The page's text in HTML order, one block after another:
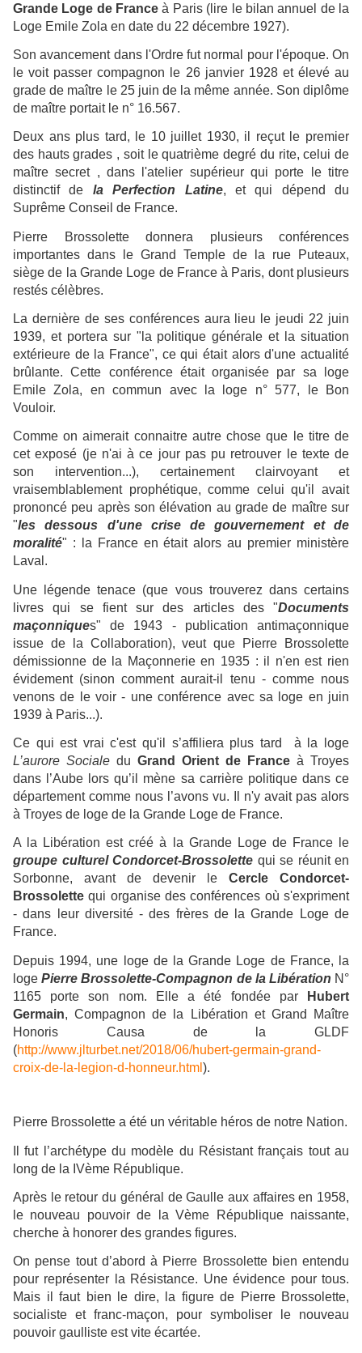
Grande Loge de France à Paris (lire le bilan annuel de la
Loge Emile Zola en date du 22 décembre 1927).
Son avancement dans l'Ordre fut normal pour l'époque. On
le voit passer compagnon le 26 janvier 1928 et élevé au
grade de maître le 25 juin de la même année. Son diplôme
de maître portait le n° 16.567.
Deux ans plus tard, le 10 juillet 1930, il reçut le premier
des hauts grades , soit le quatrième degré du rite, celui de
maître secret , dans l'atelier supérieur qui porte le titre
distinctif de la Perfection Latine, et qui dépend du
Suprême Conseil de France.
Pierre Brossolette donnera plusieurs conférences
importantes dans le Grand Temple de la rue Puteaux,
siège de la Grande Loge de France à Paris, dont plusieurs
restés célèbres.
La dernière de ses conférences aura lieu le jeudi 22 juin
1939, et portera sur "la politique générale et la situation
extérieure de la France", ce qui était alors d'une actualité
brûlante. Cette conférence était organisée par sa loge
Emile Zola, en commun avec la loge n° 577, le Bon
Vouloir.
Comme on aimerait connaitre autre chose que le titre de
cet exposé (je n'ai à ce jour pas pu retrouver le texte de
son intervention...), certainement clairvoyant et
vraisemblablement prophétique, comme celui qu'il avait
prononcé peu après son élévation au grade de maître sur
"les dessous d'une crise de gouvernement et de
moralité" : la France en était alors au premier ministère
Laval.
Une légende tenace (que vous trouverez dans certains
livres qui se fient sur des articles des "Documents
maçonniques" de 1943 - publication antimaçonnique
issue de la Collaboration), veut que Pierre Brossolette
démissionne de la Maçonnerie en 1935 : il n'en est rien
évidement (sinon comment aurait-il tenu - comme nous
venons de le voir - une conférence avec sa loge en juin
1939 à Paris...).
Ce qui est vrai c'est qu'il s’affiliera plus tard à la loge
L’aurore Sociale du Grand Orient de France à Troyes
dans l’Aube lors qu’il mène sa carrière politique dans ce
département comme nous l’avons vu. Il n'y avait pas alors
à Troyes de loge de la Grande Loge de France.
A la Libération est créé à la Grande Loge de France le
groupe culturel Condorcet-Brossolette qui se réunit en
Sorbonne, avant de devenir le Cercle Condorcet-
Brossolette qui organise des conférences où s'expriment
- dans leur diversité - des frères de la Grande Loge de
France.
Depuis 1994, une loge de la Grande Loge de France, la
logePierre Brossolette-Compagnon de la Libération N°
1165 porte son nom. Elle a été fondée par
Hubert
Germain, Compagnon de la Libération et Grand Maître
Honoris Causa de la GLDF
(http://www.jlturbet.net/2018/06/hubert-germain-grand-
croix-de-la-legion-d-honneur.html ).
Pierre Brossolette a été un véritable héros de notre Nation.
Il fut l’archétype du modèle du Résistant français tout au
long de la IVème République.
Après le retour du général de Gaulle aux affaires en 1958,
le nouveau pouvoir de la Vème République naissante,
cherche à honorer des grandes figures.
On pense tout d’abord à Pierre Brossolette bien entendu
pour représenter la Résistance. Une évidence pour tous.
Mais il faut bien le dire, la figure de Pierre Brossolette,
socialiste et franc-maçon, pour symboliser le nouveau
pouvoir gaulliste est vite écartée.